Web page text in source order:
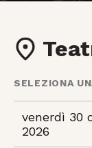
SELEZIONA
venerdì 30
2026